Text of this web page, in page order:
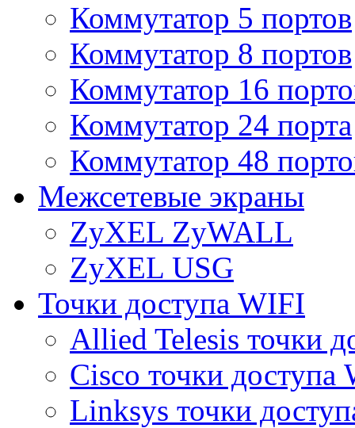
Коммутатор 5 портов
Коммутатор 8 портов
Коммутатор 16
Коммутатор 24 порта
Коммутатор 48
Межсетевые экраны
ZyXEL ZyWALL
ZyXEL USG
Точки доступа WIFI
Allied Telesis точки
Cisco точки доступа
Linksys точки